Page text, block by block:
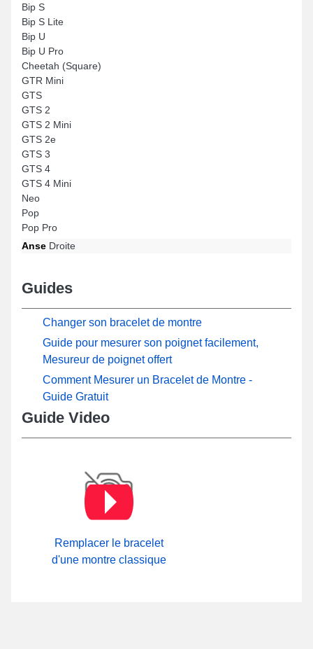
Bip S
Bip S Lite
Bip U
Bip U Pro
Cheetah (Square)
GTR Mini
GTS
GTS 2
GTS 2 Mini
GTS 2e
GTS 3
GTS 4
GTS 4 Mini
Neo
Pop
Pop Pro
Anse Droite
Guides
Changer son bracelet de montre
Guide pour mesurer son poignet facilement,
Mesureur de poignet offert
Comment Mesurer un Bracelet de Montre -
Guide Gratuit
Guide Video
Remplacer le bracelet
d'une montre classique